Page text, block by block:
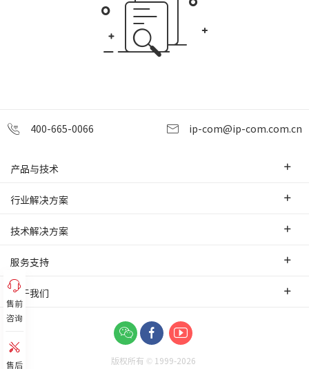
400-665-0066 ip-com@ip-com.com.cn
产品与技术
企业级路由器
网桥
网络安全
网络工具及配件
行业解决方案
中小企业
智慧酒店
智慧工厂
技术解决方案
SD-WAN互联
PoE监控传输
服务支持
办事处
售前服务
功能应用
关于我们
联系我们
版权所有 © 1999-2026
售前
咨询
售后